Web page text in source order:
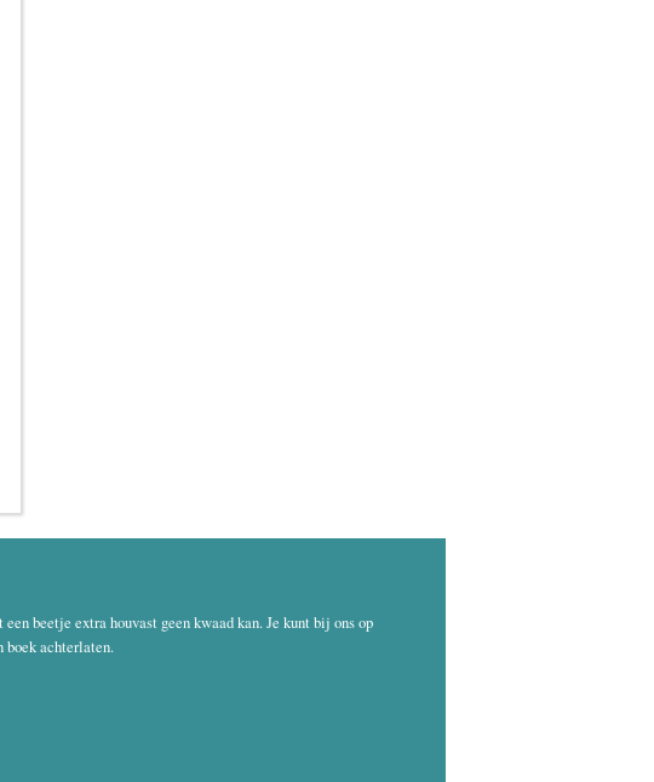
beetje extra houvast geen kwaad kan. Je kunt bij ons op
boek achterlaten.